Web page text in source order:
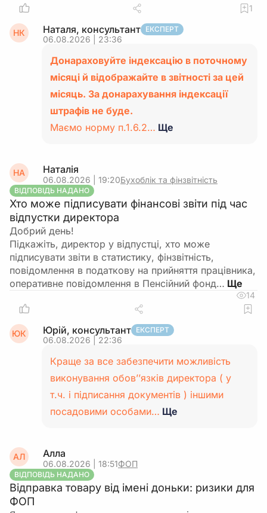
1
НК Наталя, консультант ЕКСПЕРТ
06.08.2026 | 23:36
Донараховуйте індексацію в поточному
місяці й відображайте в звітності за цей
місяць. За донарахування індексації
штрафів не буде.
Маємо норму п.1.6.2… Ще
НА Наталія
06.08.2026 | 19:20Бухоблік та фінзвітність
ВІДПОВІДЬ НАДАНО
Хто може підписувати фінансові звіти під час
відпустки директора
Добрий день!
Підкажіть, директор у відпустці, хто може
підписувати звіти в статистику, фінзвітність,
повідомлення в податкову на прийняття працівника,
оперативне повідомлення в Пенсійний фонд…
14
ЮК Юрій, консультант ЕКСПЕРТ
06.08.2026 | 22:36
Краще за все забезпечити можливість
виконування обов’’язків директора ( у
т.ч. і підписання документів ) іншими
посадовими особами… Ще
АЛ Алла
06.08.2026 | 18:51ФОП
ВІДПОВІДЬ НАДАНО
Відправка товару від імені доньки: ризики для
ФОП